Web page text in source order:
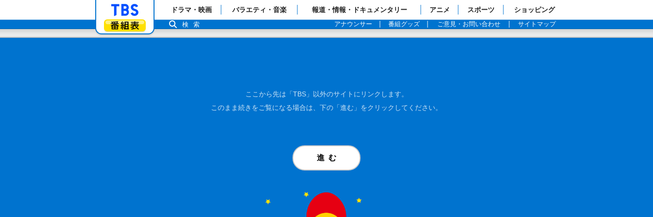
「TBSテレビ」トップページ
番組表
ドラマ・映画 バラエティ・音楽 報道・情報・ドキュメンタリー アニメ スポーツ ショッピング
アナウンサー 番組グッズ ご意見・お問い合わせ サイトマップ
検索
ここから先は「TBS」以外のサイトにリンクします。
このまま続きをご覧になる場合は、下の「進む」をクリックしてください。
進む